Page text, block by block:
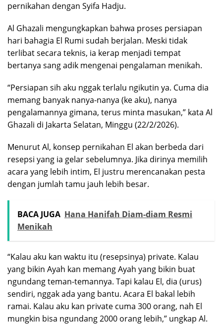
pernikahan dengan Syifa Hadju.
Al Ghazali mengungkapkan bahwa proses persiapan
hari bahagia El Rumi sudah berjalan. Meski tidak
terlibat secara teknis, ia kerap menjadi tempat
bertanya sang adik mengenai pengalaman menikah.
“Persiapan sih aku nggak terlalu ngikutin ya. Cuma dia
memang banyak nanya-nanya (ke aku), nanya
pengalamannya gimana, terus minta masukan,” kata Al
Ghazali di Jakarta Selatan, Minggu (22/2/2026).
Menurut Al, konsep pernikahan El akan berbeda dari
resepsi yang ia gelar sebelumnya. Jika dirinya memilih
acara yang lebih intim, El justru merencanakan pesta
dengan jumlah tamu jauh lebih besar.
BACA JUGA Hana Hanifah Diam-diam Resmi
Menikah
“Kalau aku kan waktu itu (resepsinya) private. Kalau
yang bikin Ayah kan memang Ayah yang bikin buat
ngundang teman-temannya. Tapi kalau El, dia (urus)
sendiri, nggak ada yang bantu. Acara El bakal lebih
ramai. Kalau aku kan private cuma 300 orang, nah El
mungkin bisa ngundang 2000 orang lebih,” ungkap Al.